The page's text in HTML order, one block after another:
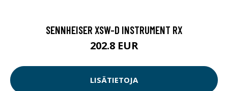
SENNHEISER XSW-D INSTRUMENT RX
202.8 EUR
LISÄTIETOJA